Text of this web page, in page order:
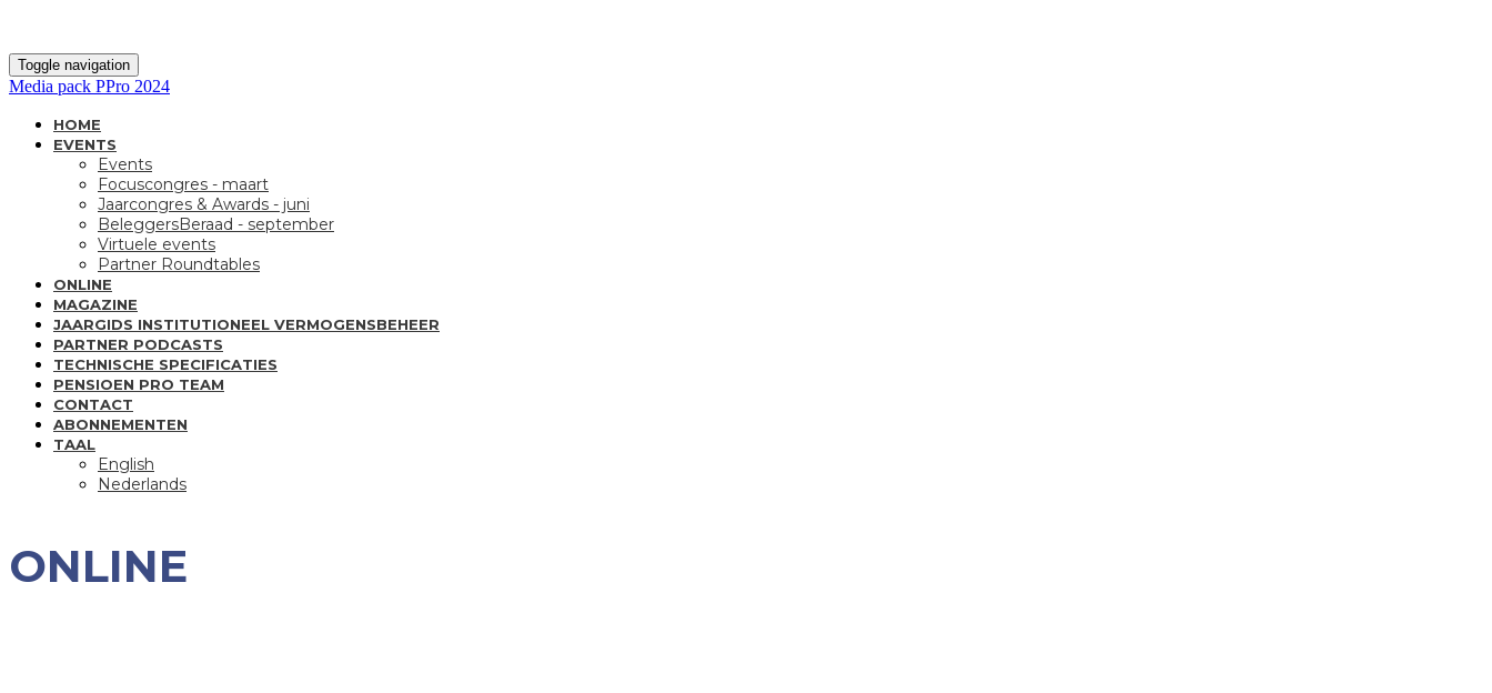
Toggle navigation
Media pack PPro 2024
HOME
EVENTS
Events
Focuscongres - maart
Jaarcongres & Awards - juni
BeleggersBeraad - september
Virtuele events
Partner Roundtables
ONLINE
MAGAZINE
JAARGIDS INSTITUTIONEEL VERMOGENSBEHEER
PARTNER PODCASTS
TECHNISCHE SPECIFICATIES
PENSIOEN PRO TEAM
CONTACT
ABONNEMENTEN
TAAL
English
Nederlands
ONLINE